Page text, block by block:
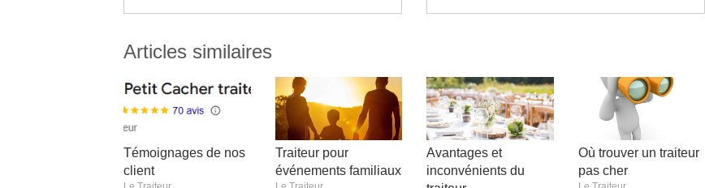
Articles similaires
Témoignages de nos
client
Traiteur pour
événements familiaux
Avantages et
inconvénients du
Où trouver un traiteur
pas cher